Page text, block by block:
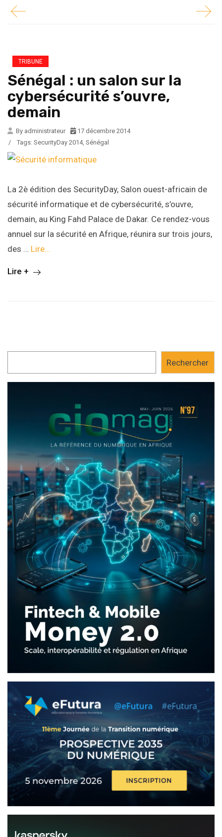
TRIBUNE
Sénégal : un salon sur la
cybersécurité s’ouvre,
demain
By administrateur
17 décembre 2014
/
Tags: SecurityDay 2014, Sénégal
La 2è édition des SecurityDay, Salon ouest-africain de
sécurité informatique et de cybersécurité, s’ouvre,
demain, au King Fahd Palace de Dakar. Ce rendez-vous
annuel sur la sécurité en Afrique, réunira sur trois jours,
des … Lire...
Lire +
Rechercher